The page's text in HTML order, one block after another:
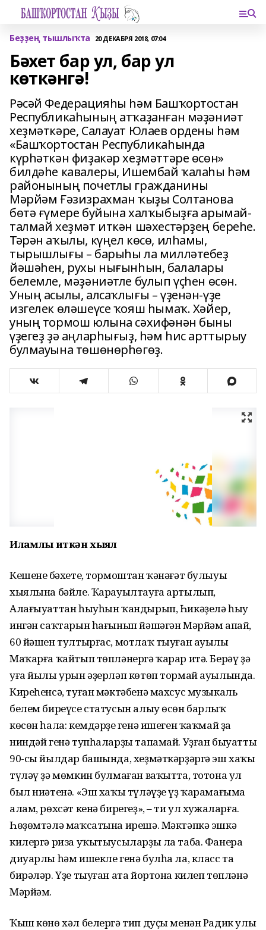
Беҙҙең тышлыҡта 20 ДЕКАБРЯ 2018, 07:04
Бәхет бар ул, бар ул
көткәнгә!
Рәсәй Федерацияһы һәм Башҡортостан
Республикаһының атҡаҙанған мәҙәниәт
хеҙмәткәре, Салауат Юлаев ордены һәм
«Башҡортостан Республикаһында
күрһәткән фиҙакәр хеҙмәттәре өсөн»
билдәһе кавалеры, Ишембай ҡалаһы һәм
районының почетлы гражданины
Мәрйәм Ғәзизрахман ҡыҙы Солтанова
бөтә ғүмере буйына халҡыбыҙға арымай-
талмай хеҙмәт иткән шәхестәрҙең береһе.
Тәрән аҡылы, күңел көсө, илһамы,
тырышлығы – барыһы ла милләтебеҙ
йәшәһен, рухы нығынһын, балалары
белемле, мәҙәниәтле булып үҫһен өсөн.
Уның асылы, алсаҡлығы – үҙенән-үҙе
изгелек өләшеүсе ҡояш һымаҡ. Хәйер,
уның тормош юлына сәхифәнән быны
үҙегеҙ ҙә аңларһығыҙ, һәм һис арттырыу
булмауына төшөнөрһөгөҙ.
Илһамлы иткән хыял
Кешенең бәхете, тормоштан ҡәнәғәт булыуы
хыялына бәйле. Ҡарауылтауға артылып,
Алағыуаттан һыуһын ҡандырып, Һикәҙелә һыу
ингән саҡтарын һағынып йәшәгән Мәрйәм апай,
60 йәшен тултырғас, мотлаҡ тыуған ауылы
Маҡарға ҡайтып төпләнергә ҡарар итә. Берәү ҙә
уға йылы урын әҙерләп көтөп тормай ауылында.
Киреһенсә, туған мәктәбенә махсус музыкаль
белем биреүсе статусын алыу өсөн барлыҡ
көсөн һала: кемдәрҙең генә ишеген ҡаҡмай ҙа
ниндәй генә тупһаларҙы тапамай. Уҙған быуаттың
90-сы йылдар башында, хеҙмәткәрҙәргә эш хаҡы
түләү ҙә мөмкин булмаған ваҡытта, тотона ул
был ниәтенә. «Эш хаҡы түләүҙе үҙ ҡарамағыма
алам, рөхсәт кенә бирегеҙ», – ти ул хужаларға.
Һөҙөмтәлә маҡсатына ирешә. Мәктәпкә эшкә
килергә риза уҡытыусыларҙы ла таба. Фанера
диуарлы һәм ишекле генә булһа ла, класс та
бирәләр. Үҙе тыуған ата йортона килеп төпләнә
Мәрйәм.
Ҡыш көнө хәл белергә тип дуҫы менән Радик улы